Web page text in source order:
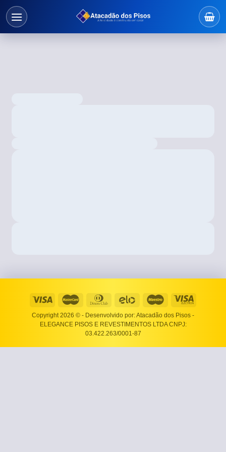
Copyright 2026 © - Desenvolvido por: Atacadão dos Pisos -
ELEGANCE PISOS E REVESTIMENTOS LTDA CNPJ:
03.422.263/0001-87